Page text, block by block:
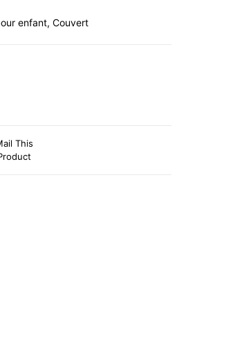
enfant, Couvert
This